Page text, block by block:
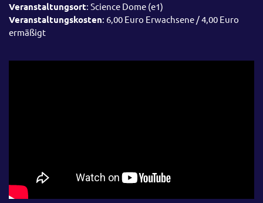
Veranstaltungsort: Science Dome (e1)
Veranstaltungskosten: 6,00 Euro Erwachsene / 4,00 Euro
ermäßigt